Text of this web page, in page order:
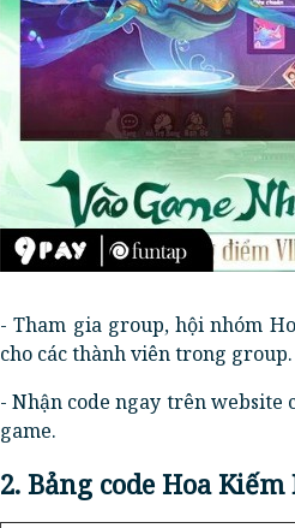
- Tham gia group, hội nhóm
cho các thành viên trong group.
- Nhận code ngay trên website
game.
2. Bảng code Hoa